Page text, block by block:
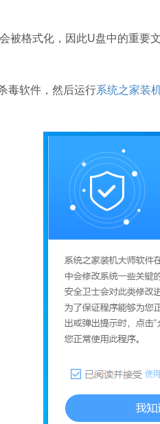
格式化，因此U盘中的重要
软件，然后运行系统之家装